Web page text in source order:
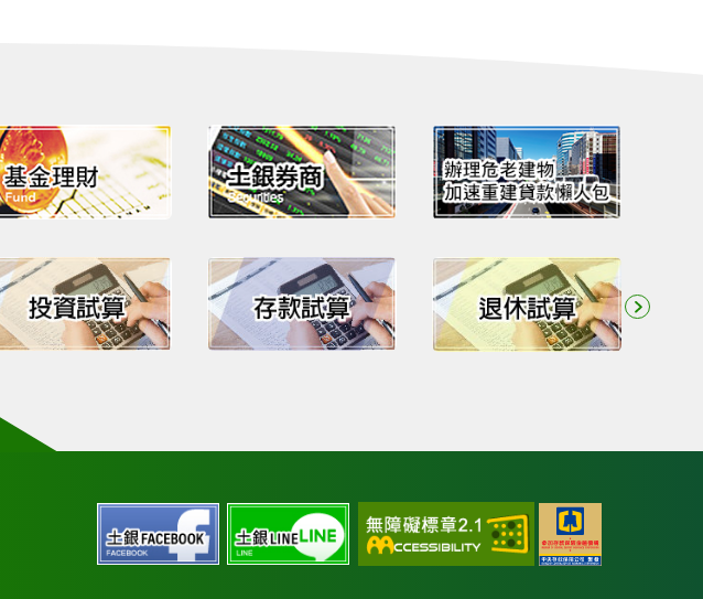
土
銀
facebook
土
銀
line
過
AA
存